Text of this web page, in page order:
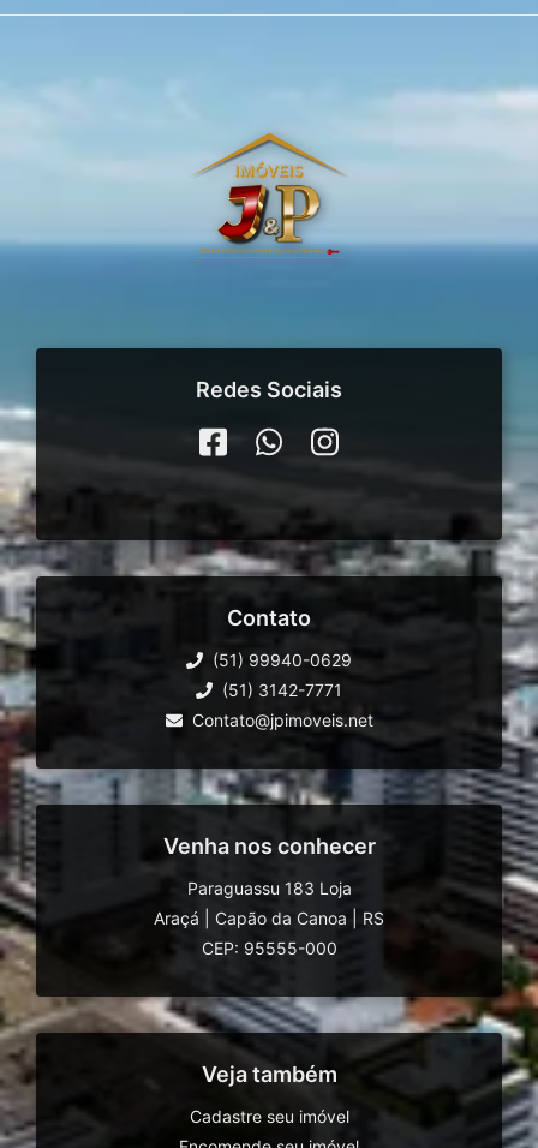
Redes Sociais
Contato
(51) 99940-0629
(51) 3142-7771
Contato@jpimoveis.net
Venha nos conhecer
Paraguassu 183 Loja
Araçá
Capão da Canoa
RS
CEP: 95555-000
Veja também
Cadastre seu imóvel